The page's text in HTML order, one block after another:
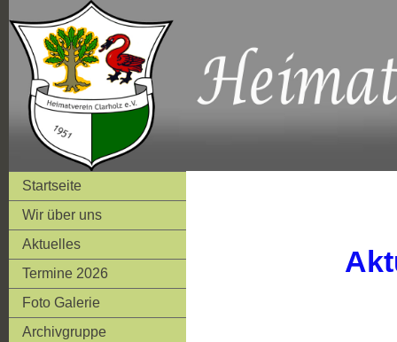
Startseite
Wir über uns
Aktuelles
Termine 2026
Foto Galerie
Archivgruppe